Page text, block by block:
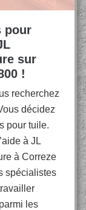
pour
sur
!
recherchez
décidez
pour tuile.
à JL
à Correze
spécialistes
les